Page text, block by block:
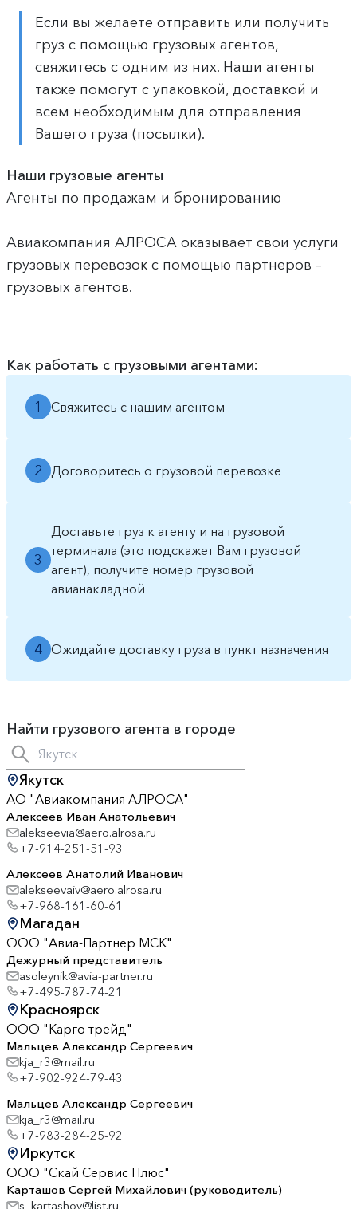
Если вы желаете отправить или получить
груз с помощью грузовых агентов,
свяжитесь с одним из них. Наши агенты
также помогут с упаковкой, доставкой и
всем необходимым для отправления
Вашего груза (посылки).
Наши грузовые агенты
Агенты по продажам и бронированию
Авиакомпания АЛРОСА оказывает свои услуги
грузовых перевозок с помощью партнеров –
грузовых агентов.
Как работать с грузовыми агентами:
1 Свяжитесь с нашим агентом
2 Договоритесь о грузовой перевозке
3
Доставьте груз к агенту и на грузовой
терминала (это подскажет Вам грузовой
агент), получите номер грузовой
авианакладной
4 Ожидайте доставку груза в пункт назначения
Найти грузового агента в городе
Якутск
АО "Авиакомпания АЛРОСА"
Алексеев Иван Анатольевич
alekseevia@aero.alrosa.ru
+7-914-251-51-93
Алексеев Анатолий Иванович
alekseevaiv@aero.alrosa.ru
+7-968-161-60-61
Магадан
ООО "Авиа-Партнер МСК"
Дежурный представитель
asoleynik@avia-partner.ru
+7-495-787-74-21
Красноярск
ООО "Карго трейд"
Мальцев Александр Сергеевич
kja_r3@mail.ru
+7-902-924-79-43
Мальцев Александр Сергеевич
kja_r3@mail.ru
+7-983-284-25-92
Иркутск
ООО "Скай Сервис Плюс"
Карташов Сергей Михайлович (руководитель)
s_kartashov@list.ru